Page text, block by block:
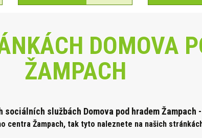
DOMOVA
ŽAMPACH
sociálních službách Domova pod hradem
centra Žampach, tak tyto naleznete na našich